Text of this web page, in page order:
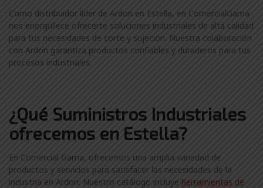
Como distribuidor líder de Ardon en Estella, en ComercialGama
nos enorgullece ofrecerte soluciones industriales de alta calidad
para tus necesidades de corte y sujeción. Nuestra colaboración
con Ardon garantiza productos confiables y duraderos para tus
procesos industriales.
¿Qué Suministros Industriales
ofrecemos en Estella?
En Comercial Gama, ofrecemos una amplia variedad de
productos y servicios para satisfacer las necesidades de la
industria en Ardon. Nuestro catálogo incluye herramientas de